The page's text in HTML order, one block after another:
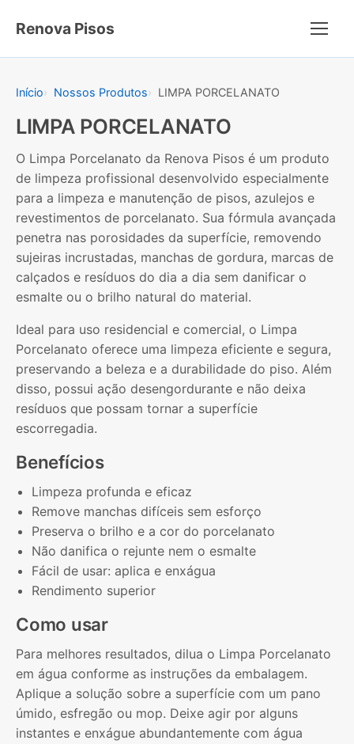
Renova Pisos Menu
Início Nossos Produtos LIMPA PORCELANATO
LIMPA PORCELANATO
O Limpa Porcelanato da Renova Pisos é um produto
de limpeza profissional desenvolvido especialmente
para a limpeza e manutenção de pisos, azulejos e
revestimentos de porcelanato. Sua fórmula avançada
penetra nas porosidades da superfície, removendo
sujeiras incrustadas, manchas de gordura, marcas de
calçados e resíduos do dia a dia sem danificar o
esmalte ou o brilho natural do material.
Ideal para uso residencial e comercial, o Limpa
Porcelanato oferece uma limpeza eficiente e segura,
preservando a beleza e a durabilidade do piso. Além
disso, possui ação desengordurante e não deixa
resíduos que possam tornar a superfície
escorregadia.
Benefícios
Limpeza profunda e eficaz
Remove manchas difíceis sem esforço
Preserva o brilho e a cor do porcelanato
Não danifica o rejunte nem o esmalte
Fácil de usar: aplica e enxágua
Rendimento superior
Como usar
Para melhores resultados, dilua o Limpa Porcelanato
em água conforme as instruções da embalagem.
Aplique a solução sobre a superfície com um pano
úmido, esfregão ou mop. Deixe agir por alguns
instantes e enxágue abundantemente com água